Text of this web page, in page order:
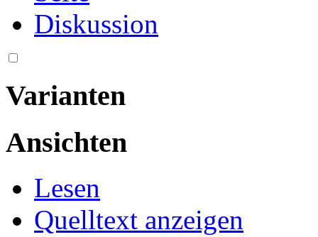
Diskussion
Varianten
Ansichten
Lesen
Quelltext anzeigen